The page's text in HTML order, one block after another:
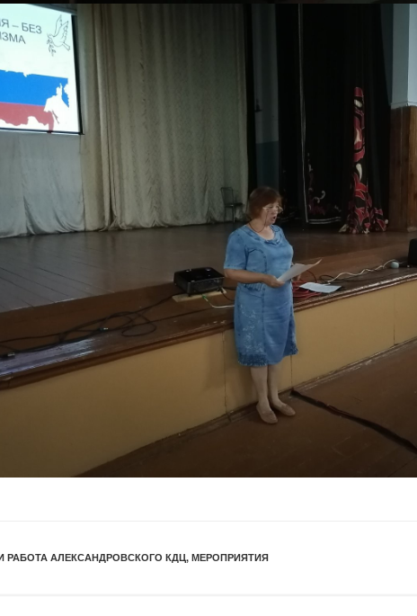
РАБОТА АЛЕКСАНДРОВСКОГО КДЦ, МЕРОПРИЯТИЯ